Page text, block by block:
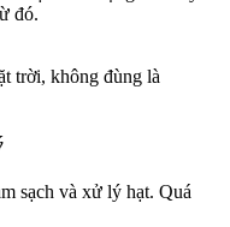
đó.
trời, không đùng là
sạch và xử lý hạt. Quá